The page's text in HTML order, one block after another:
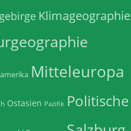
Klimageographie
Mitteleuropa
Ostasien Pazifik Politische